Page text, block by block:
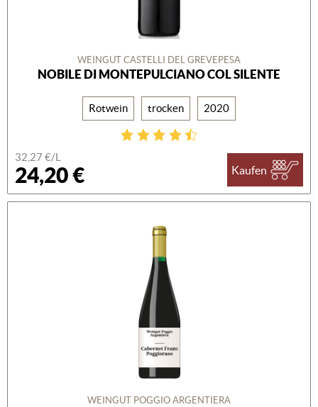
WEINGUT CASTELLI DEL GREVEPESA
NOBILE DI MONTEPULCIANO COL SILENTE
Rotwein trocken 2020
32,27 €/L
24,20 € Kaufen
WEINGUT POGGIO ARGENTIERA